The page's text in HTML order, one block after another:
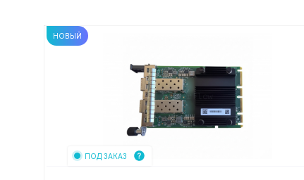
НОВЫЙ
ПОД ЗАКАЗ